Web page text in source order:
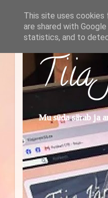
Tiia
Mu süda särab ja
This site uses cookies
are shared with
statistics, and to